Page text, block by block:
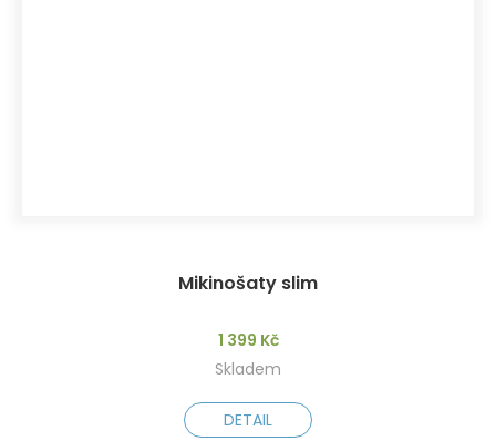
Mikinošaty slim
1 399 Kč
Skladem
DETAIL